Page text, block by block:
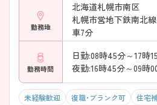
勤務地
北海道札幌市南区
札幌市営地下鉄南北線
車7分
勤務時間
日勤:08時45分～17時
夜勤:16時45分～09時
未経験歓迎 復職・ブランク可 住宅